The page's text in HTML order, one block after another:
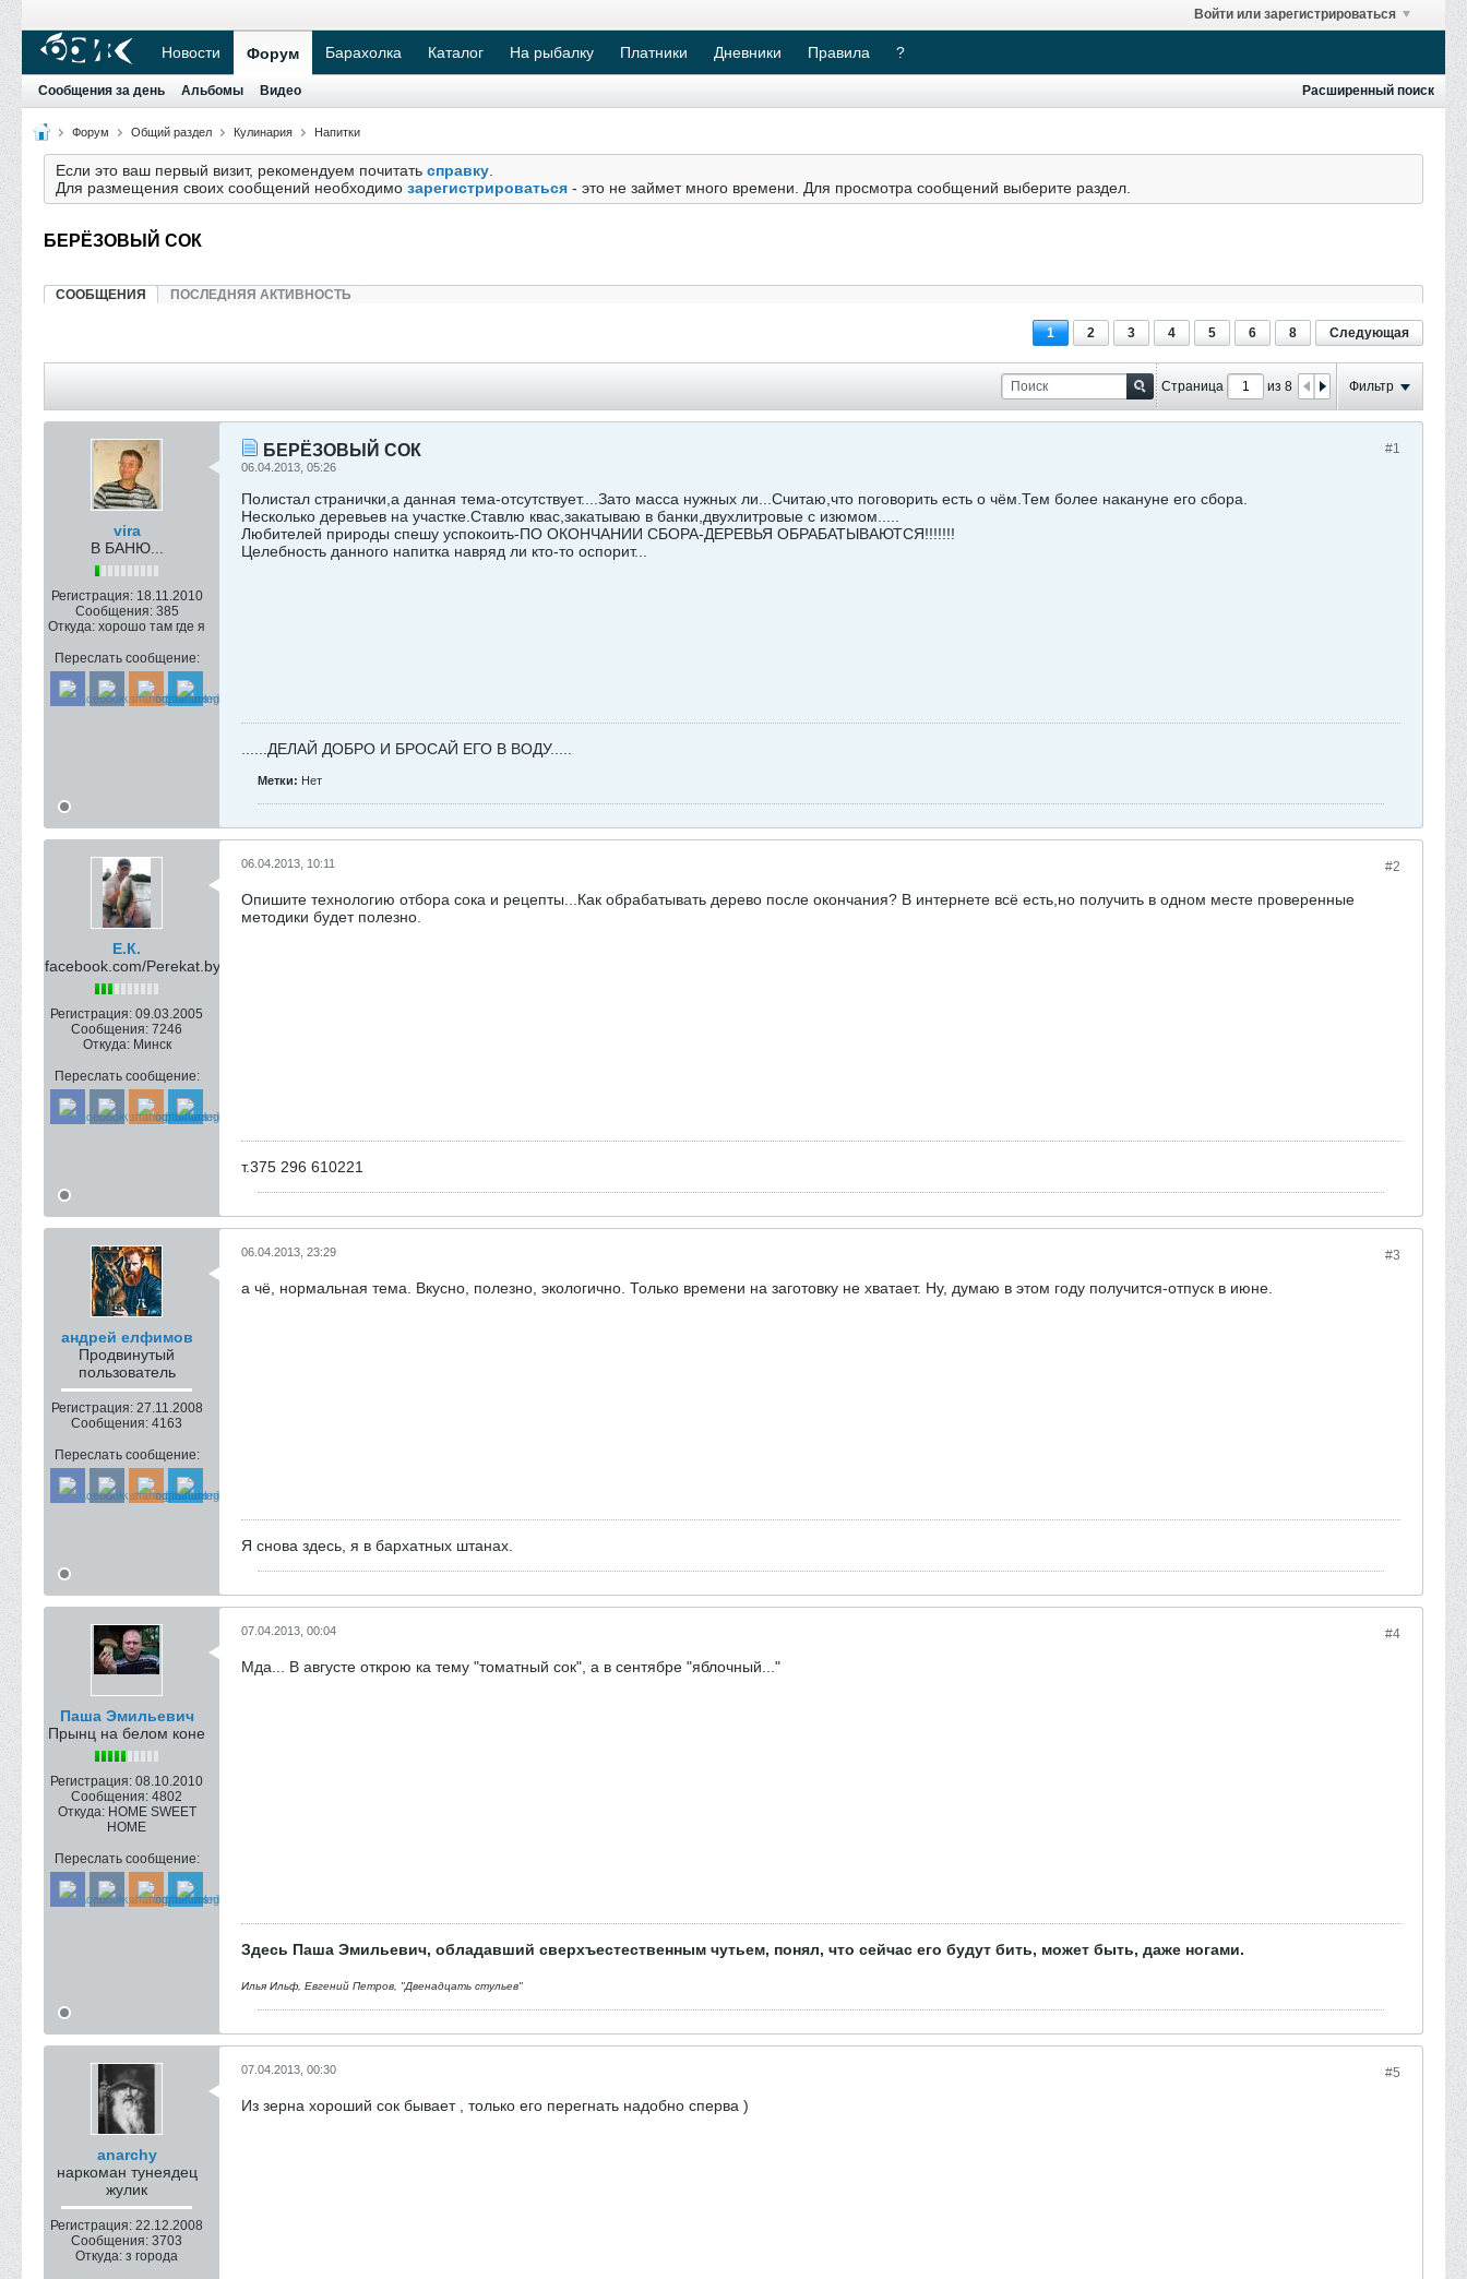
Войти или зарегистрироваться
Новости Форум Барахолка Каталог На рыбалку Платники Дневники Правила ?
Сообщения за день Альбомы Видео Расширенный поиск
Форум Общий раздел Кулинария Напитки
Если это ваш первый визит, рекомендуем почитать справку
Для размещения своих сообщений необходимо зарегистрироваться - это не займет много времени. Для просмотра сообщений выберите раздел.
БЕРЁЗОВЫЙ СОК
СООБЩЕНИЯ ПОСЛЕДНЯЯ АКТИВНОСТЬ
1 2 3 4 5 6 8 Следующая
Страница из 8 Фильтр
vira
В БАНЮ...
Регистрация: 18.11.2010
Сообщения: 385
Откуда: хорошо там где я
Переслать сообщение:
#1
БЕРЁЗОВЫЙ СОК
06.04.2013, 05:26
Полистал странички,а данная тема-отсутствует....Зато масса нужных ли...Считаю,что поговорить есть о чём.Тем более накануне его сбора.
Несколько деревьев на участке.Ставлю квас,закатываю в банки,двухлитровые с изюмом.....
Любителей природы спешу успокоить-ПО ОКОНЧАНИИ СБОРА-ДЕРЕВЬЯ ОБРАБАТЫВАЮТСЯ!!!!!!!
Целебность данного напитка навряд ли кто-то оспорит...
......ДЕЛАЙ ДОБРО И БРОСАЙ ЕГО В ВОДУ.....
Метки: Нет
Е.К.
facebook.com/Perekat.by
Регистрация: 09.03.2005
Сообщения: 7246
Откуда: Минск
Переслать сообщение:
#2
06.04.2013, 10:11
Опишите технологию отбора сока и рецепты...Как обрабатывать дерево после окончания? В интернете всё есть,но получить в одном месте проверенные
методики будет полезно.
т.375 296 610221
андрей елфимов
Продвинутый
пользователь
Регистрация: 27.11.2008
Сообщения: 4163
Переслать сообщение:
#3
06.04.2013, 23:29
а чё, нормальная тема. Вкусно, полезно, экологично. Только времени на заготовку не хватает. Ну, думаю в этом году получится-отпуск в июне.
Я снова здесь, я в бархатных штанах.
Паша Эмильевич
Прынц на белом коне
Регистрация: 08.10.2010
Сообщения: 4802
Откуда: HOME SWEET
HOME
Переслать сообщение:
#4
07.04.2013, 00:04
Мда... В августе открою ка тему "томатный сок", а в сентябре "яблочный..."
Здесь Паша Эмильевич, обладавший сверхъестественным чутьем, понял, что сейчас его будут бить, может быть, даже ногами.
Илья Ильф, Евгений Петров, "Двенадцать стульев"
anarchy
наркоман тунеядец
жулик
Регистрация: 22.12.2008
Сообщения: 3703
Откуда: з города
#5
07.04.2013, 00:30
Из зерна хороший сок бывает , только его перегнать надобно сперва )